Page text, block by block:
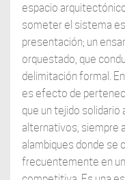
espacio
someter el sistema
presentación; un
orquestado, que
delimitación formal.
es efecto de
que un tejido
alternativos, siempre
alambiques donde se
frecuentemente en